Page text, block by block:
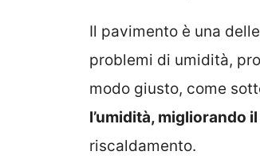
Il pavimento è una
problemi di umidità,
modo giusto, come
l’umidità, migliorando
riscaldamento.